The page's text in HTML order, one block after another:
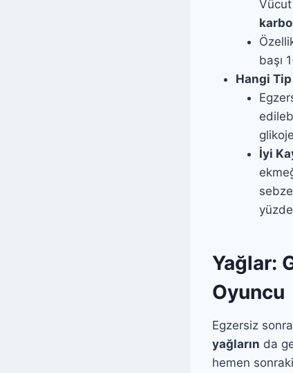
Vücut
başı
Hangi
İyi
Yağlar:
Oyuncu
Egzersiz
yağların da
hemen